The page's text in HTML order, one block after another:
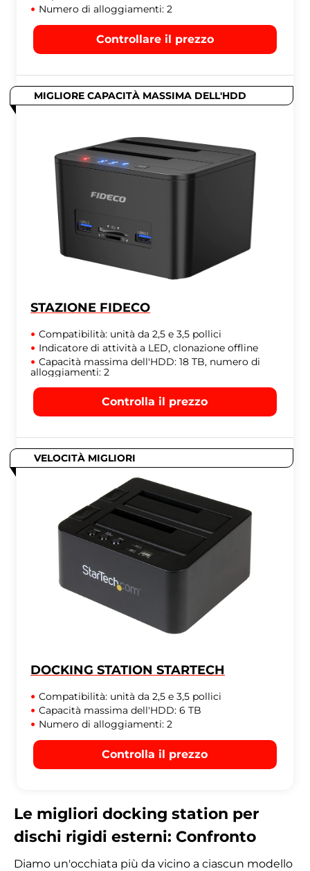
Numero di alloggiamenti: 2
Controllare il prezzo
MIGLIORE CAPACITÀ MASSIMA DELL'HDD
STAZIONE FIDECO
Compatibilità: unità da 2,5 e 3,5 pollici
Indicatore di attività a LED, clonazione offline
Capacità massima dell'HDD: 18 TB, numero di
alloggiamenti: 2
Controlla il prezzo
VELOCITÀ MIGLIORI
DOCKING STATION STARTECH
Compatibilità: unità da 2,5 e 3,5 pollici
Capacità massima dell'HDD: 6 TB
Numero di alloggiamenti: 2
Controlla il prezzo
Le migliori docking station per
dischi rigidi esterni: Confronto
Diamo un'occhiata più da vicino a ciascun modello